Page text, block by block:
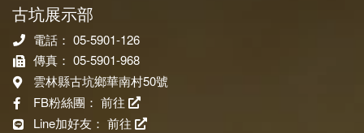
古坑展示部
電話： 05-5901-126
傳真： 05-5901-968
雲林縣古坑鄉華南村50號
FB粉絲團： 前往
Line加好友： 前往